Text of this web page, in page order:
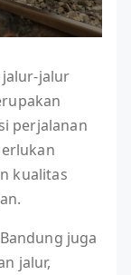
jalur
perjalanan
kualitas
juga
jalur,